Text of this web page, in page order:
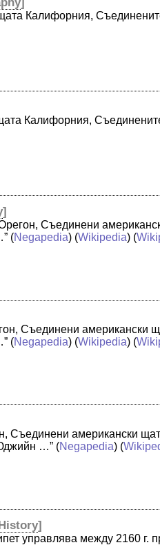
Калифорния,
Калифорния,
]
Съединени
(Negapedia) (Wikipedia) (
Съединени американски
(Negapedia) (Wikipedia) (
Съединени американски
…” (Negapedia) (
]
управлява между 2160